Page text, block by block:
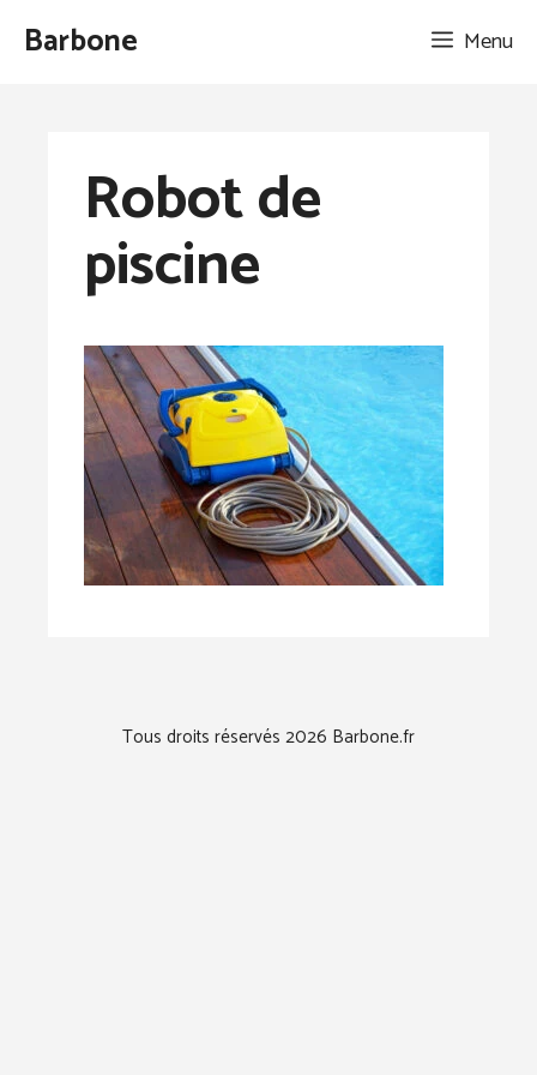
AllerBarbone Menu
Robot de
piscine
Tous droits réservés 2026 Barbone.fr